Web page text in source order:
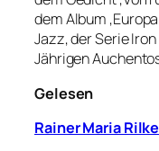
dem Album
Jazz, der Serie
Jährigen
Gelesen
Rainer Maria Rilke